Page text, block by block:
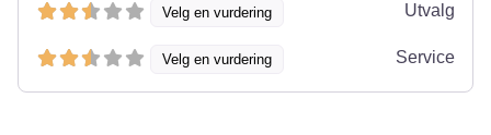
Velg en vurdering Utvalg
Velg en vurdering Service